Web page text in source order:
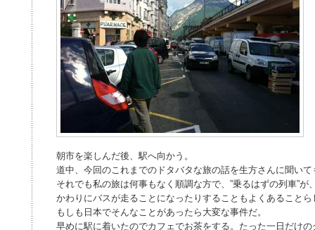
朝市を楽しんだ後、駅へ向かう。
道中、今回のこれまでのドタバタな旅の話を生方さんに聞い
それでも私の旅は何事もなく順調な方で、”乗るはずの列車”が
かわりにバスが走ることになったりすることもよくあることら
もしも日本でそんなことがあったら大変な事件だ。
早めに駅に着いたのでカフェでお茶をする。たった一日だけ